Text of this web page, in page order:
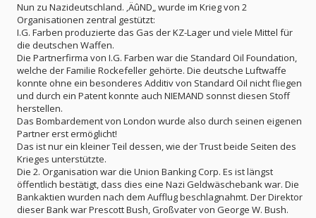
Nun zu Nazideutschland. ‚ÄûND„ wurde im Krieg von 2
Organisationen zentral gestützt:
I.G. Farben produzierte das Gas der KZ-Lager und viele Mittel für
die deutschen Waffen.
Die Partnerfirma von I.G. Farben war die Standard Oil Foundation,
welche der Familie Rockefeller gehörte. Die deutsche Luftwaffe
konnte ohne ein besonderes Additiv von Standard Oil nicht fliegen
und durch ein Patent konnte auch NIEMAND sonnst diesen Stoff
herstellen.
Das Bombardement von London wurde also durch seinen eigenen
Partner erst ermöglicht!
Das ist nur ein kleiner Teil dessen, wie der Trust beide Seiten des
Krieges unterstützte.
Die 2. Organisation war die Union Banking Corp. Es ist längst
öffentlich bestätigt, dass dies eine Nazi Geldwäschebank war. Die
Bankaktien wurden nach dem Aufflug beschlagnahmt. Der Direktor
dieser Bank war Prescott Bush, Großvater von George W. Bush.